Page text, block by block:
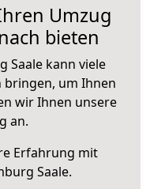
Umzug
bieten
Saale kann viele
um Ihnen
wir Ihnen unsere
an.
Erfahrung mit
Saale.